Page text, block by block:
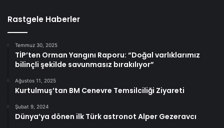
Rastgele Haberler
Temmuz 30, 2025
TİP’ten Orman Yangını Raporu: “Doğal varlıklarımız
bilinçli şekilde savunmasız bırakılıyor”
Ağustos 11, 2025
Kurtulmuş’tan BM Cenevre Temsilciliği Ziyareti
Şubat 9, 2024
Dünya’ya dönen ilk Türk astronot Alper Gezeravcı